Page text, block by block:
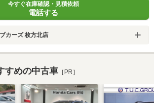
今すぐ在庫確認・見積依頼
電話する
ブカーズ 枚方北店
すめの中古車 ［PR］